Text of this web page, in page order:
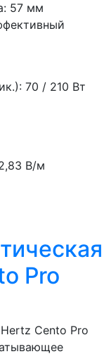
57 мм
70 / 210 Вт
В/м
Pro
Cento Pro